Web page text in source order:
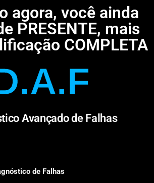
agora, você ainda
PRESENTE, mais
COMPLETA
Avançado de Falhas
de Falhas